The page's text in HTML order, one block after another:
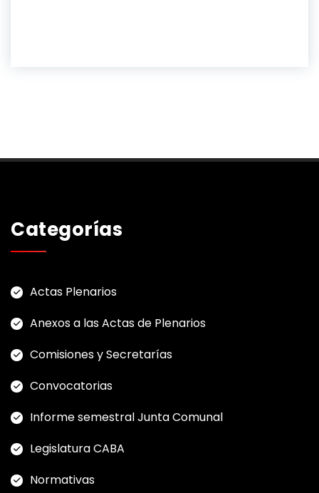
Categorías
Actas Plenarios
Anexos a las Actas de Plenarios
Comisiones y Secretarías
Convocatorias
Informe semestral Junta Comunal
Legislatura CABA
Normativas